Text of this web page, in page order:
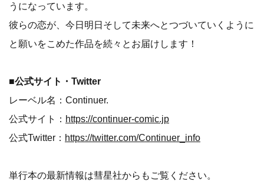
うになっています。
彼らの恋が、今日明日そして未来へとつづいていくように
と願いをこめた作品を続々とお届けします！
■公式サイト・Twitter
レーベル名：Continuer.
公式サイト： https://continuer-comic.jp
公式Twitter： https://twitter.com/Continuer_info
単行本の最新情報は彗星社からもご覧ください。